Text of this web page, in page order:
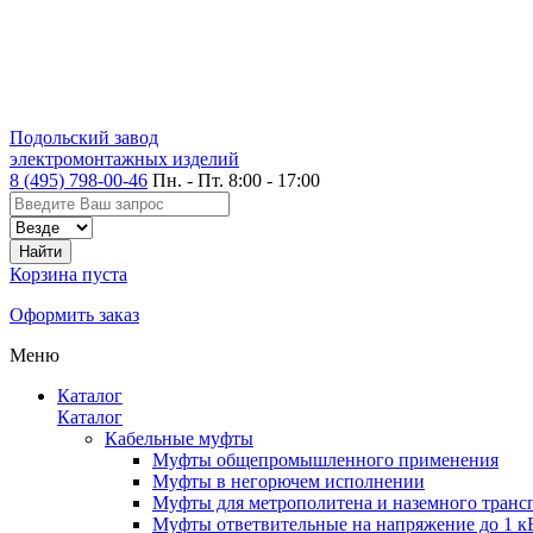
Подольский завод
электромонтажных изделий
8 (495) 798-00-46 Пн. - Пт. 8:00 - 17:00
Корзина пуста
Оформить заказ
Меню
Каталог
Каталог
Кабельные муфты
Муфты общепромышленного применения
Муфты в негорючем исполнении
Муфты для метрополитена и наземного
Муфты ответвительные на напряжение до 1